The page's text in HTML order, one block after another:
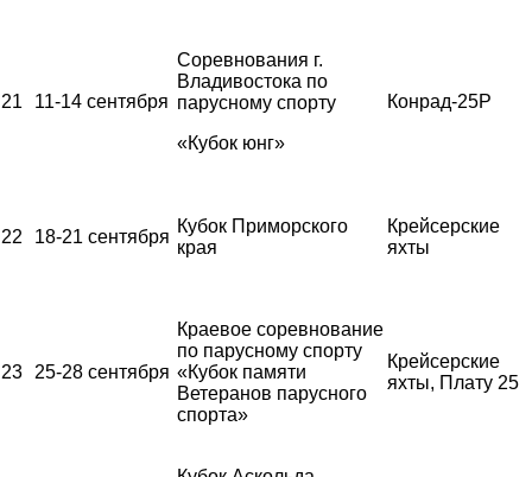
21 11-14 сентября
Соревнования г.
Владивостока по
парусному спорту
«Кубок юнг»
Конрад-25Р
22 18-21 сентября
Кубок Приморского
края
Крейсерские
яхты
23 25-28 сентября
Краевое соревнование
по парусному спорту
«Кубок памяти
Ветеранов парусного
спорта»
Крейсерские
яхты, Плату 25